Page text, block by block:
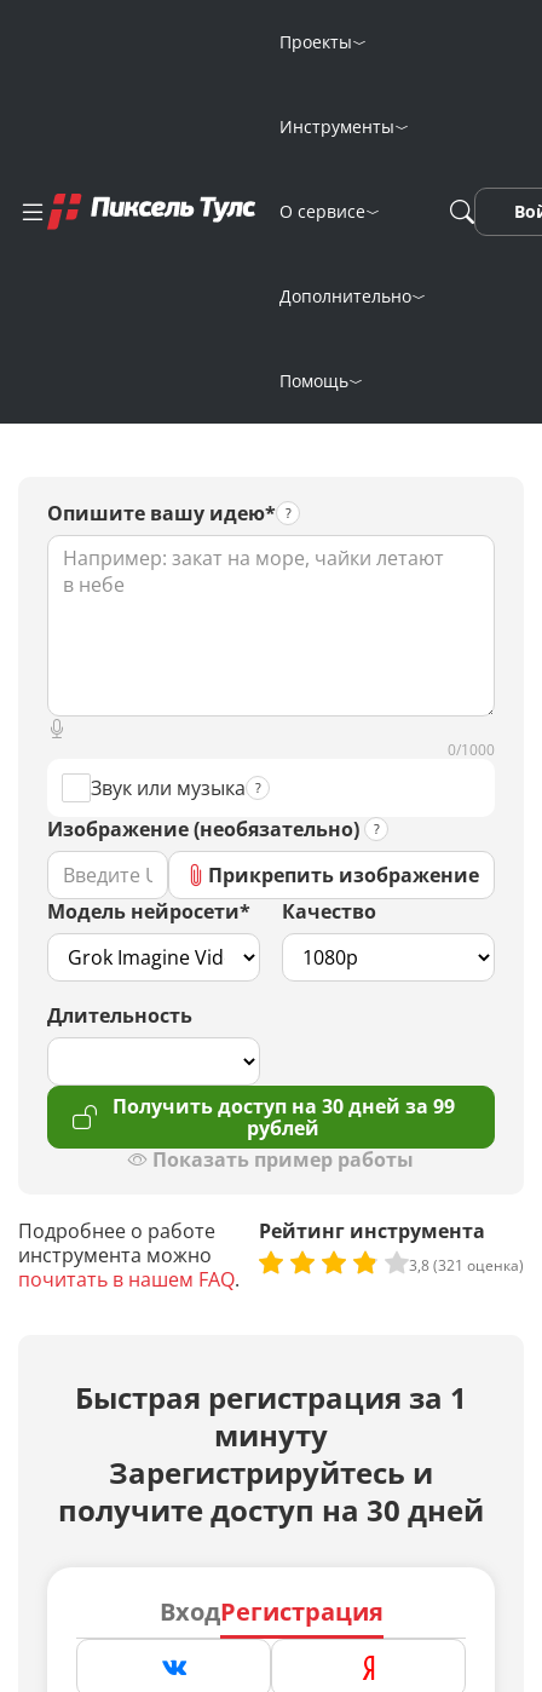
Проекты
Инструменты
О сервисе
Дополнительно
Помощь
Telegram-бот для
улучшения
качества видео
нейросетью
Опишите вашу идею*
0/1000
Звук или музыка
Изображение (необязательно)
Прикрепить изображение
Модель нейросети*
Качество
Длительность
Получить доступ на 30 дней за 99
рублей
Показать пример работы
Подробнее о работе
инструмента можно
почитать в нашем FAQ.
Рейтинг инструмента
3,8 (321 оценка)
Быстрая регистрация за 1
минуту
Зарегистрируйтесь и
получите доступ на 30 дней
ВходРегистрация